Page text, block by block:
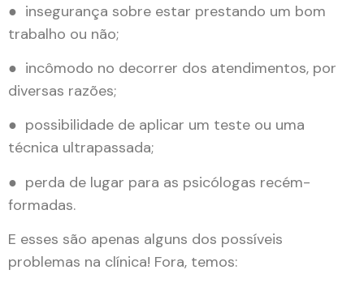
● insegurança sobre estar prestando um bom
trabalho ou não;
● incômodo no decorrer dos atendimentos, por
diversas razões;
● possibilidade de aplicar um teste ou uma
técnica ultrapassada;
● perda de lugar para as psicólogas recém-
formadas.
E esses são apenas alguns dos possíveis
problemas na clínica! Fora, temos: